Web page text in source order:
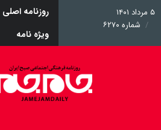
۵ مرداد ۱۴۰۱
شماره ۶۲۷۰
روزنامه اصلی
ویژه نامه